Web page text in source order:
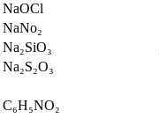
NaOCl
NaNo₂
Na₂SiO₃
Na₂S₂O₃
C₆H₅NO₂